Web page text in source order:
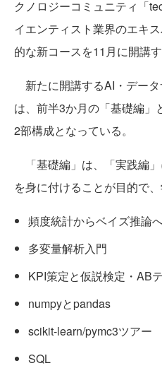
クノロジーコミュニティ「
イエンティスト業界のエキ
的な新コースを11月に開講す
新たに開講するAI・デー
は、前半3か月の「基礎編
2部構成となっている。
「基礎編」は、「実践編
を身に付けることが目的で
頻度統計からベイズ推論
多変量解析入門
KPI策定と仮説検定・AB
numpyとpandas
scikit-learn/pymc3ツアー
SQL